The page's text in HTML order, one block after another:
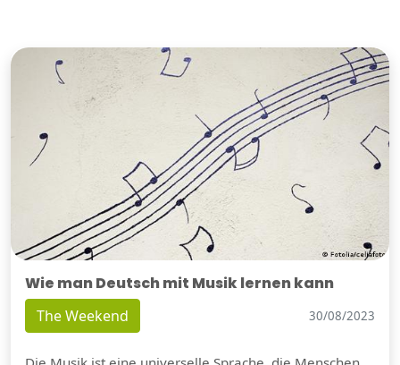
Wie man Deutsch mit Musik lernen kann
The Weekend 30/08/2023